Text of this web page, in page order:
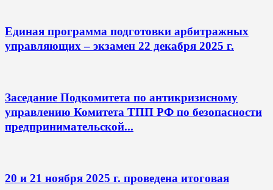
Единая программа подготовки арбитражных
управляющих – экзамен 22 декабря 2025 г.
Заседание Подкомитета по антикризисному
управлению Комитета ТПП РФ по безопасности
предпринимательской...
20 и 21 ноября 2025 г. проведена итоговая